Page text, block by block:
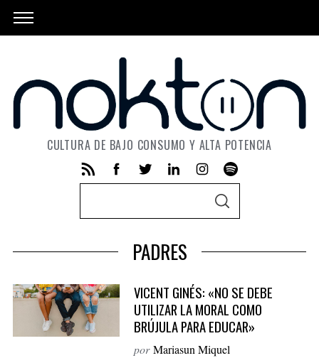
CULTURA DE BAJO CONSUMO Y ALTA POTENCIA
r
h
f
o
S
H
PADRES
VICENT GINÉS: «NO SE DEBE
UTILIZAR LA MORAL COMO
BRÚJULA PARA EDUCAR»
por Mariasun Miquel